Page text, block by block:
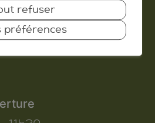
refuser
préférences